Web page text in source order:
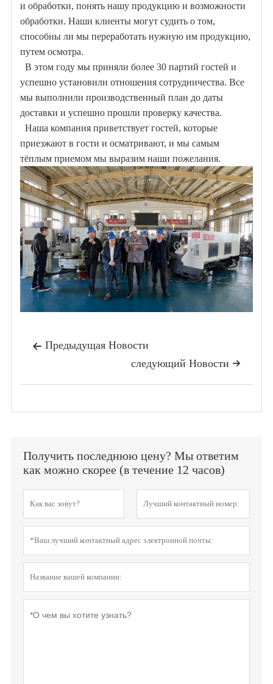
и обработки, понять нашу продукцию и возможности
обработки. Наши клиенты могут судить о том,
способны ли мы переработать нужную им продукцию,
путем осмотра.
В этом году мы приняли более 30 партий гостей и
успешно установили отношения сотрудничества. Все
мы выполнили производственный план до даты
доставки и успешно прошли проверку качества.
Наша компания приветствует гостей, которые
приезжают в гости и осматривают, и мы самым
тёплым приемом мы выразим наши пожелания.
 Предыдущая Hовости

следующий Hовости
Получить последнюю цену? Мы ответим
как можно скорее (в течение 12 часов)